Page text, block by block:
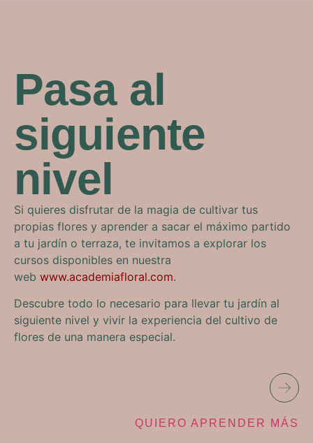
Pasa al
siguiente
nivel
Si quieres disfrutar de la magia de cultivar tus
propias flores y aprender a sacar el máximo partido
a tu jardín o terraza, te invitamos a explorar los
cursos disponibles en nuestra
web www.academiafloral.com.
Descubre todo lo necesario para llevar tu jardín al
siguiente nivel y vivir la experiencia del cultivo de
flores de una manera especial.
QUIERO APRENDER MÁS